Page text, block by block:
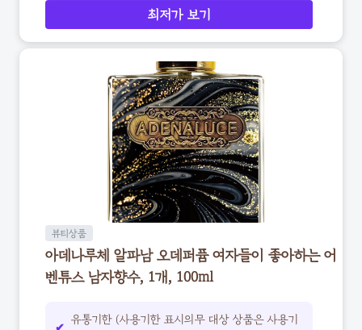
최저가 보기
뷰티상품
아데나루체 알파남 오데퍼퓸 여자들이 좋아하는 어
벤튜스 남자향수, 1개, 100ml
유통기한 (사용기한 표시의무 대상 상품은 사용기